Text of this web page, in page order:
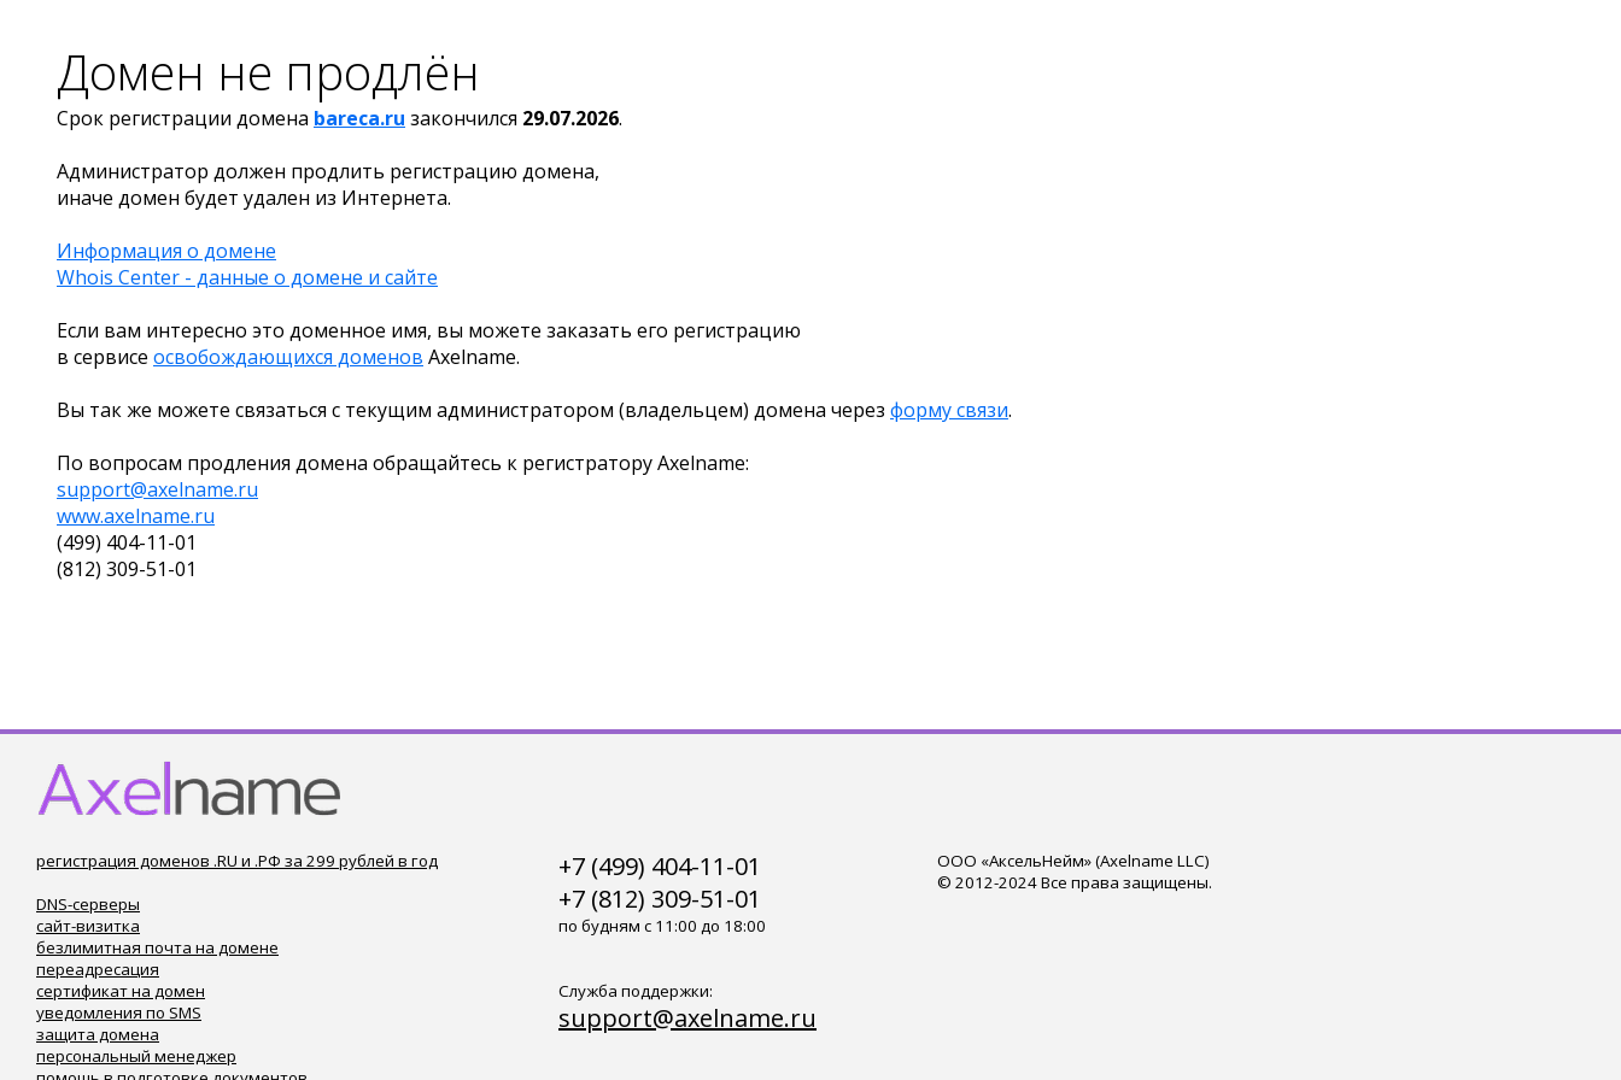
Домен не продлён
Срок регистрации домена bareca.ru закончился 29.07.2026.
Администратор должен продлить регистрацию домена,
иначе домен будет удален из Интернета.
Информация о домене
Whois Center - данные о домене и сайте
Если вам интересно это доменное имя, вы можете заказать его регистрацию
в сервисе освобождающихся доменов Axelname.
Вы так же можете связаться с текущим администратором (владельцем) домена через форму связи.
По вопросам продления домена обращайтесь к регистратору Axelname:
support@axelname.ru
www.axelname.ru
(499) 404-11-01
(812) 309-51-01
регистрация доменов .RU и .РФ за 299 рублей в год
DNS-серверы
сайт-визитка
безлимитная почта на домене
переадресация
сертификат на домен
уведомления по SMS
защита домена
персональный менеджер
+7 (499) 404-11-01
+7 (812) 309-51-01
по будням с 11:00 до 18:00
Служба поддержки:
support@axelname.ru
ООО «АксельНейм» (Axelname LLC)
© 2012-2024 Все права защищены.